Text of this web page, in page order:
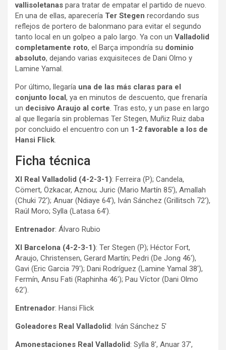
vallisoletanas para tratar de empatar el partido de nuevo.
En una de ellas, aparecería Ter Stegen recordando sus
reflejos de portero de balonmano para evitar el segundo
tanto local en un golpeo a palo largo. Ya con un Valladolid
completamente roto, el Barça impondría su dominio
absoluto, dejando varias exquisiteces de Dani Olmo y
Lamine Yamal.
Por último, llegaría una de las más claras para el
conjunto local, ya en minutos de descuento, que frenaría
un decisivo Araujo al corte. Tras esto, y un pase en largo
al que llegaría sin problemas Ter Stegen, Muñiz Ruiz daba
por concluido el encuentro con un 1-2 favorable a los de
Hansi Flick.
Ficha técnica
XI Real Valladolid (4-2-3-1): Ferreira (P); Candela,
Cömert, Özkacar, Aznou; Juric (Mario Martín 85′), Amallah
(Chuki 72′); Anuar (Ndiaye 64′), Iván Sánchez (Grillitsch 72′),
Raúl Moro; Sylla (Latasa 64′).
Entrenador: Álvaro Rubio
XI Barcelona (4-2-3-1): Ter Stegen (P); Héctor Fort,
Araujo, Christensen, Gerard Martín; Pedri (De Jong 46′),
Gavi (Eric Garcia 79′); Dani Rodríguez (Lamine Yamal 38′),
Fermín, Ansu Fati (Raphinha 46′); Pau Víctor (Dani Olmo
62′).
Entrenador: Hansi Flick
Goleadores Real Valladolid: Iván Sánchez 5′
Amonestaciones Real Valladolid: Sylla 8′, Anuar 37′,